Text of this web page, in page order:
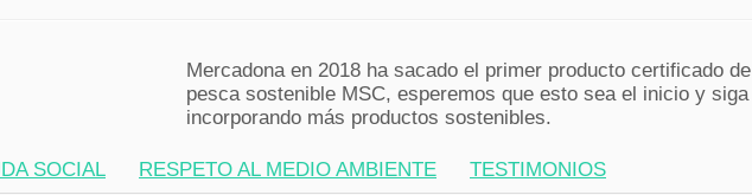
Mercadona en 2018 ha sacado el primer producto certificado de
pesca sostenible MSC, esperemos que esto sea el inicio y siga
incorporando más productos sostenibles.
SOCIAL RESPETO AL MEDIO AMBIENTE TESTIMONIOS